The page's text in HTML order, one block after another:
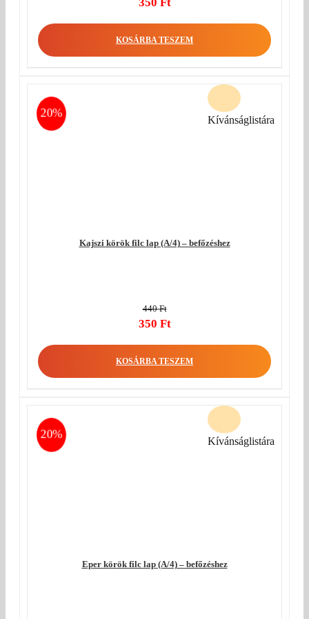
was:
price
KOSÁRBA TESZEM
20%
Kajszi körök filc lap (A/4) – befőzéshez
440Ft
Original
was:
350 Ft
price
KOSÁRBA TESZEM
Kívánságlistára
20%
Eper körök filc lap (A/4) – befőzéshez
Kívánságlistára